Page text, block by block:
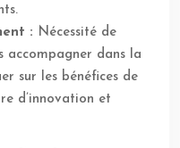
: Nécessité de
accompagner dans la
sur les bénéfices de
d’innovation et